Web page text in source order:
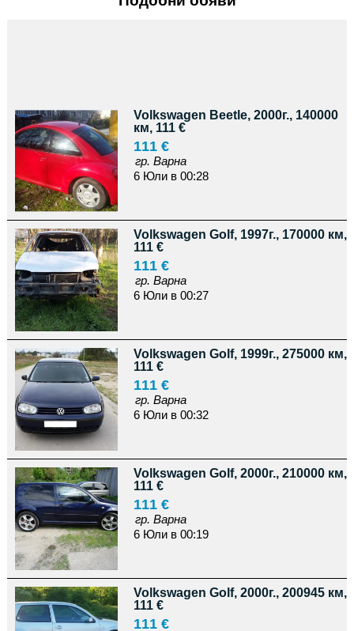
Volkswagen Beetle, 2000г., 140000
км, 111 €
111 €
гр. Варна
6 Юли в 00:28
Volkswagen Golf, 1997г., 170000 км,
111 €
111 €
гр. Варна
6 Юли в 00:27
Volkswagen Golf, 1999г., 275000 км,
111 €
111 €
гр. Варна
6 Юли в 00:32
Volkswagen Golf, 2000г., 210000 км,
111 €
111 €
гр. Варна
6 Юли в 00:19
Volkswagen Golf, 2000г., 200945 км,
111 €
111 €